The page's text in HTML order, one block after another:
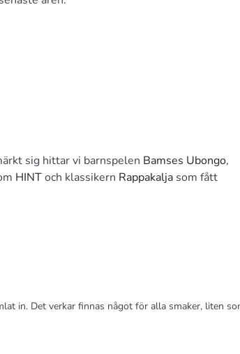
sig hittar vi barnspelen Bamses Ubongo,
HINToch klassikern Rappakalja som fått
in. Det verkar finnas något för alla smaker, liten